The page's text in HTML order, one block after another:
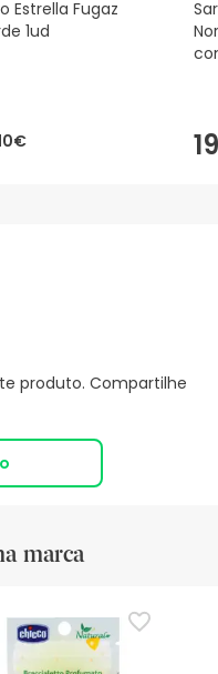
Estrella Fugaz
1ud
produto. Compartilhe
marca